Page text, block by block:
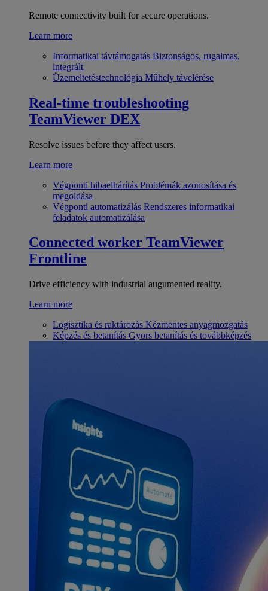
Remote connectivity built for secure operations.
Learn more
Informatikai távtámogatás Biztonságos, rugalmas,
integrált
Üzemeltetéstechnológia Műhely távelérése
Real-time troubleshooting
TeamViewer DEX
Resolve issues before they affect users.
Learn more
Végponti hibaelhárítás Problémák azonosítása és
megoldása
Végponti automatizálás Rendszeres informatikai
feladatok automatizálása
Connected worker TeamViewer
Frontline
Drive efficiency with industrial augumented reality.
Learn more
Logisztika és raktározás Kézmentes anyagmozgatás
Képzés és betanítás Gyors betanítás és továbbképzés